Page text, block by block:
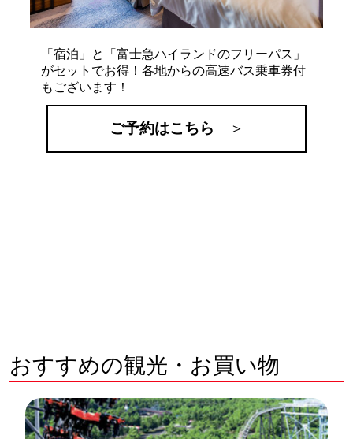
「宿泊」と「富士急ハイランドのフリーパス」
がセットでお得！各地からの高速バス乗車券付
もございます！
ご予約はこちら ＞
おすすめの観光・お買い物